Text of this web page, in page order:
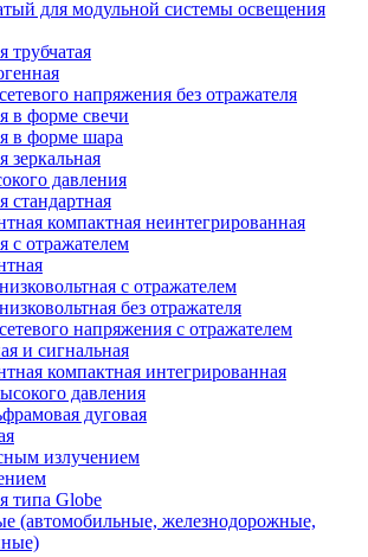
для модульной системы освещения
трубчатая
напряжения без отражателя
в форме свечи
в форме шара
зеркальная
давления
стандартная
компактная неинтегрированная
с отражателем
с отражателем
без отражателя
напряжения с отражателем
и сигнальная
компактная интегрированная
давления
дуговая
излучением
типа Globe
(автомобильные, железнодорожные,